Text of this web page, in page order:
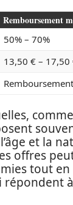
Remboursement
50% – 70%
13,50 € – 17,50
comme
et la
offres
tout